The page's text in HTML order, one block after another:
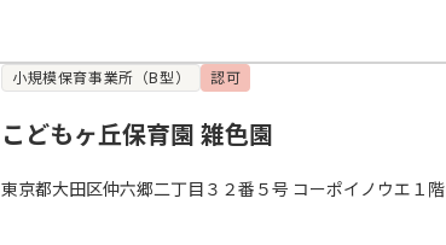
小規模保育事業所（B型） 認可
こどもヶ丘保育園 雑色園
東京都大田区仲六郷二丁目３２番５号 コーポイノウエ１階